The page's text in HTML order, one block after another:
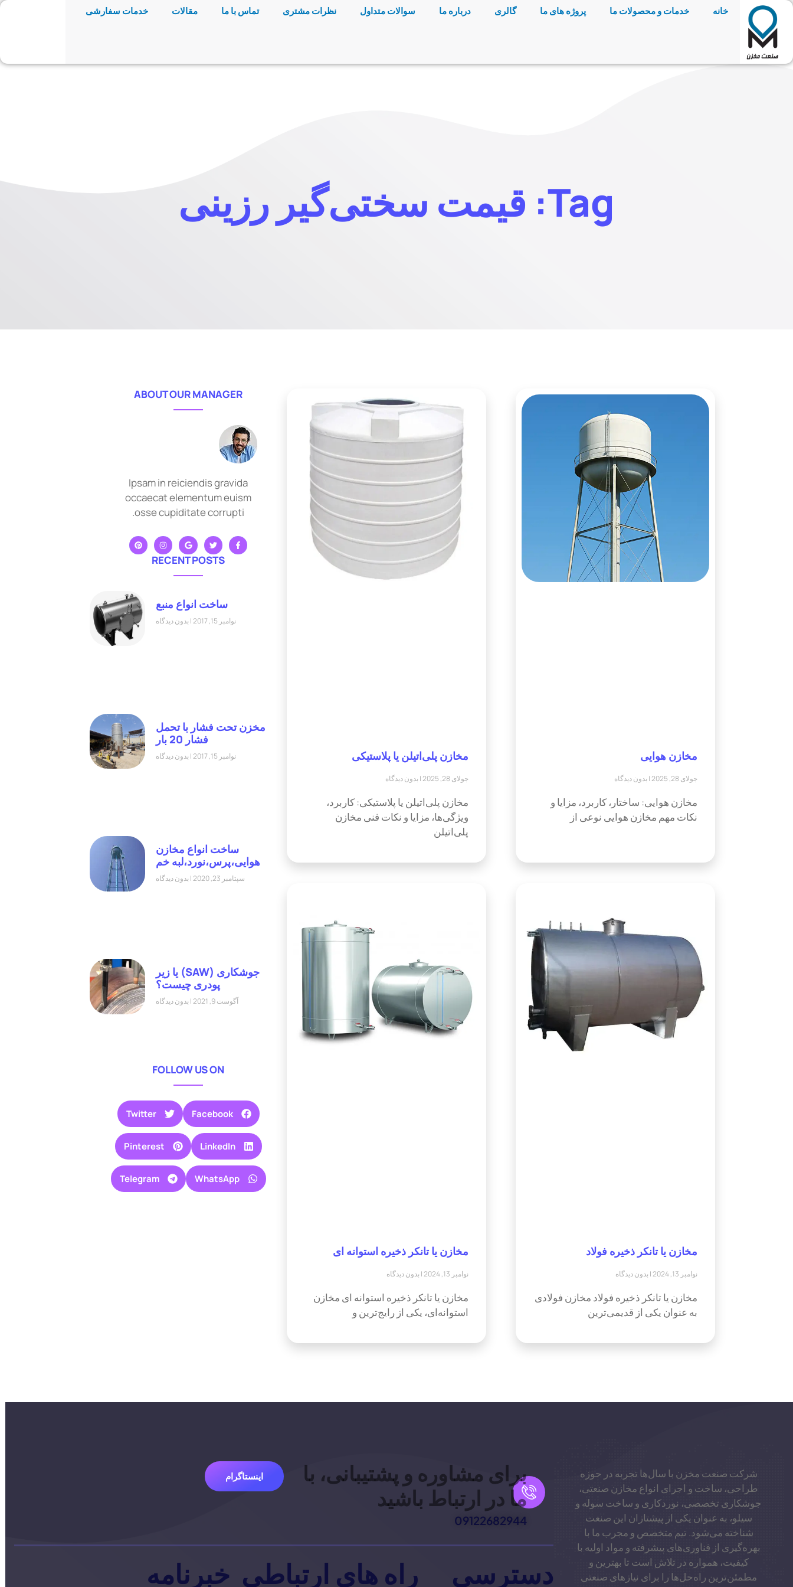
خانه خدمات و محصولات ما پروژه های ما گالری درباره ما سوالات متداول نظرات مشتری تماس با ما مقالات خدمات سفارشی
Tag: قیمت سختی‌گیر رزینی
مخازن هوایی
جولای 28, 2025 بدون دیدگاه
مخازن هوایی: ساختار، کاربرد، مزایا و
نکات مهم مخازن هوایی نوعی از
مخازن پلی‌اتیلن یا پلاستیکی
جولای 28, 2025 بدون دیدگاه
مخازن پلی‌اتیلن یا پلاستیکی: کاربرد،
ویژگی‌ها، مزایا و نکات فنی مخازن
پلی‌اتیلن
مخازن یا تانکر ذخیره فولاد
نوامبر 13, 2024 بدون دیدگاه
مخازن یا تانکر ذخیره فولاد مخازن فولادی
به عنوان یکی از قدیمی‌ترین
مخازن یا تانکر ذخیره استوانه ای
نوامبر 13, 2024 بدون دیدگاه
مخازن یا تانکر ذخیره استوانه ای مخازن
استوانه‌ای، یکی از رایج‌ترین و
ABOUT OUR MANAGER
Ipsam in reiciendis gravida
occaecat elementum euism
osse cupiditate corrupti.
RECENT POSTS
ساخت انواع منبع
نوامبر 15, 2017 بدون دیدگاه
مخزن تحت فشار با تحمل
فشار 20 بار
نوامبر 15, 2017 بدون دیدگاه
ساخت انواع مخازن
هوایی،پرس،نورد،لبه خم
سپتامبر 23, 2020 بدون دیدگاه
جوشکاری (SAW) یا زیر
پودری چیست؟
آگوست 9, 2021 بدون دیدگاه
FOLLOW US ON
Facebook
Twitter
LinkedIn
Pinterest
WhatsApp
Telegram
شرکت صنعت مخزن با سال‌ها تجربه در حوزه
طراحی، ساخت و اجرای انواع مخازن صنعتی،
جوشکاری تخصصی، نوردکاری و ساخت سوله و
سیلو، به عنوان یکی از پیشتازان این صنعت
شناخته می‌شود. تیم متخصص و مجرب ما با
بهره‌گیری از فناوری‌های پیشرفته و مواد اولیه با
کیفیت، همواره در تلاش است تا بهترین و
مطمئن‌ترین راه‌حل‌ها را برای نیازهای صنعتی
برای مشاوره و پشتیبانی، با
ما در ارتباط باشید
09122682944
اینستاگرام
دسترسی راه های ارتباطی خبرنامه